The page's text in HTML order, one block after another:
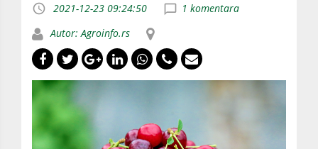
2021-12-23 09:24:50
1 komentara
Autor: Agroinfo.rs